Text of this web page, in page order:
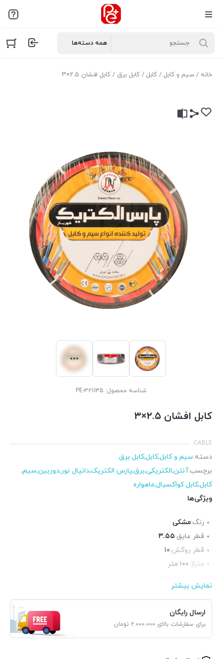
خانه / سیم و کابل / کابل / کابل برق / کابل افشان ۲.۵×۳
شناسه محصول: PE-321135
کابل افشان ۲.۵×۳
CABLE
دسته:سیم و کابل,کابل,کابل برق
برچسب:آنتن,الکتریکی,برق,پارس الکتریک,دانیال نور,دوربین,سیم,
کابل,کابل کواکسیال,ماهواره
ویژگی‌ها
رنگ:مشکی
قطر عایق:۳.۵۵
قطر روکش:۱۰
متراژ:۱۰۰ متر
آنالیز:۰.۲۳۴×۵۰
نمایش بیشتر
ارسال رایگان
برای سفارشات بالای ۲.۰۰۰.۰۰۰ تومان